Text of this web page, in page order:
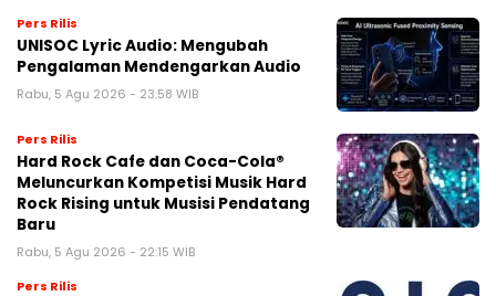
Pers Rilis
UNISOC Lyric Audio: Mengubah
Pengalaman Mendengarkan Audio
Rabu, 5 Agu 2026 - 23:58 WIB
Pers Rilis
Hard Rock Cafe dan Coca-Cola®
Meluncurkan Kompetisi Musik Hard
Rock Rising untuk Musisi Pendatang
Baru
Rabu, 5 Agu 2026 - 22:15 WIB
Pers Rilis